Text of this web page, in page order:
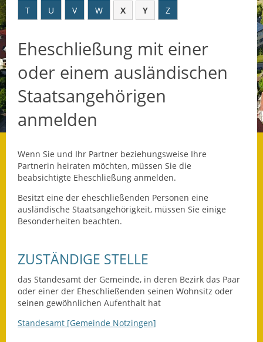
Datenschutz
Datenschutz im
Steueramt
Geschichte und
Was die Alten noch
wussten!
Informationsbroschüre
Leichte Sprache
Infos in Leichter Sprache
T
U V W X Y Z
Eheschließung mit einer
oder einem ausländischen
Staatsangehörigen
anmelden
Wenn Sie und Ihr Partner beziehungsweise Ihre
Partnerin heiraten möchten, müssen Sie die
beabsichtigte Eheschließung anmelden.
Besitzt eine der eheschließenden Personen eine
ausländische Staatsangehörigkeit, müssen Sie einige
Besonderheiten beachten.
ZUSTÄNDIGE STELLE
das Standesamt der Gemeinde, in deren Bezirk das Paar
oder einer der Eheschließenden seinen Wohnsitz oder
seinen gewöhnlichen Aufenthalt hat
Standesamt [Gemeinde Notzingen]